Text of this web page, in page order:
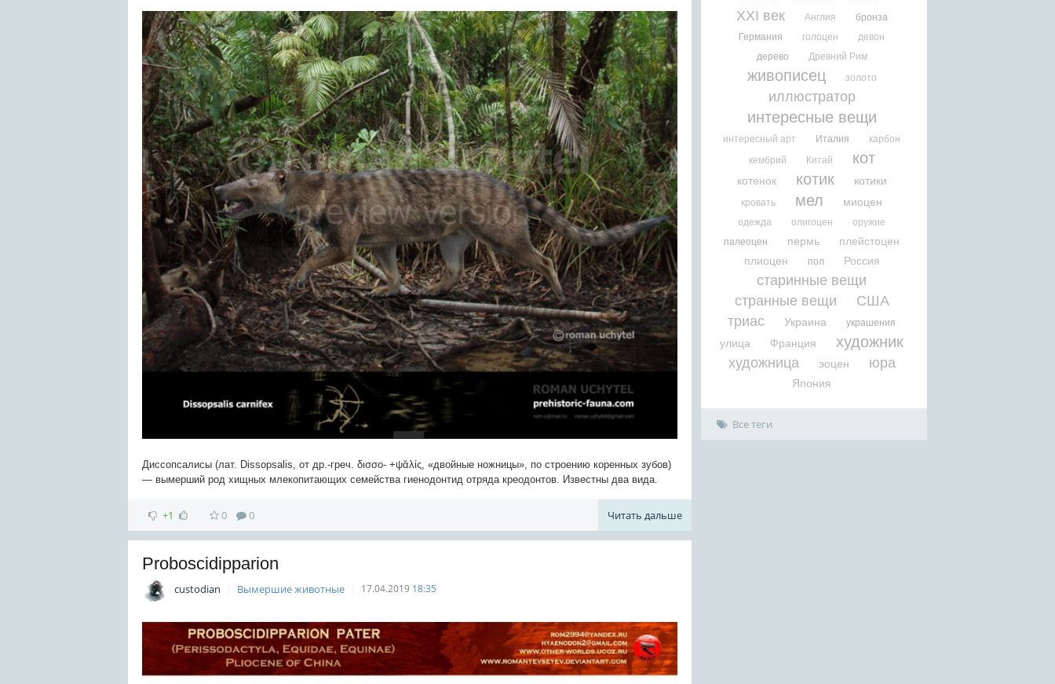
Диссопсалисы (лат. Dissopsalis, от др.-греч. δισσο- +ψᾰλίς, «двойные ножницы», по строению коренных зубов)
— вымерший род хищных млекопитающих семейства гиенодонтид отряда креодонтов. Известны два вида.
+1 0 0 Читать дальше
Proboscidipparion
custodian Вымершие животные 17.04.2019 18:35
XXI век Англия
бронза
Германия
голоцен
девон
дерево
Древний Рим
живописец золото
иллюстратор
интересные вещи
интересный арт Италия
карбон
кембрий
Китай кот
котенок котик котики
кровать мел миоцен
одежда олигоцен
оружие
палеоцен
пермь
плейстоцен
плиоцен
пол Россия
старинные вещи
странные вещи
США
триас
Украина украшения
улица Франция художник
художница эоцен юра
Япония
Все теги